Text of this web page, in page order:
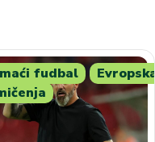
fudbal
Evropska